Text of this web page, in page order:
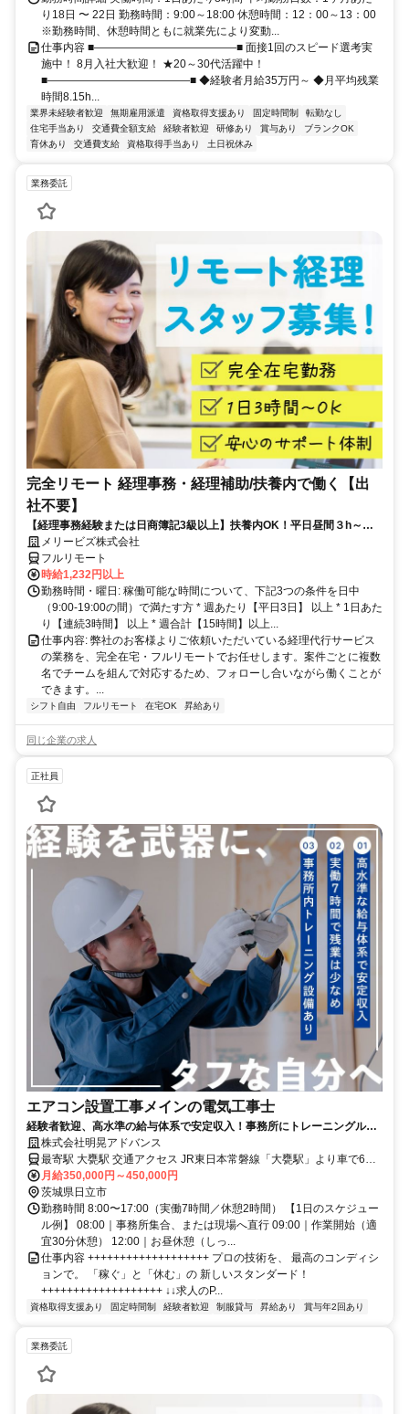
り18日 〜 22日 勤務時間：9:00～18:00 休憩時間：12：00～13：00
※勤務時間、休憩時間ともに就業先により変動...
仕事内容 ■―――――――――――――■ 面接1回のスピード選考実
施中！ 8月入社大歓迎！ ★20～30代活躍中！
■―――――――――――――■ ◆経験者月給35万円～ ◆月平均残業
時間8.15h...
業界未経験者歓迎 無期雇用派遣 資格取得支援あり 固定時間制
転勤なし
住宅手当あり
交通費全額支給 経験者歓迎 研修あり 賞与あり
ブランクOK
育休あり
交通費支給 資格取得手当あり 土日祝休み
業務委託
完全リモート 経理事務・経理補助/扶養内で働く【出
社不要】
【経理事務経験または日商簿記3級以上】扶養内OK！平日昼間３h～。
完全在宅で育児・介護中の方も大歓迎♪
メリービズ株式会社
フルリモート
時給1,232円以上
勤務時間・曜日: 稼働可能な時間について、下記3つの条件を日中
（9:00-19:00の間）で満たす方 * 週あたり【平日3日】 以上 * 1日あた
り【連続3時間】 以上 * 週合計【15時間】以上...
仕事内容: 弊社のお客様よりご依頼いただいている経理代行サービス
の業務を、完全在宅・フルリモートでお任せします。案件ごとに複数
名でチームを組んで対応するため、フォローし合いながら働くことが
できます。...
シフト自由 フルリモート 在宅OK 昇給あり
同じ企業の求人
正社員
エアコン設置工事メインの電気工事士
経験者歓迎、高水準の給与体系で安定収入！事務所にトレーニングルー
ム完備で心身ともに鍛えられる！<br>
株式会社明晃アドバンス
最寄駅 大甕駅 交通アクセス JR東日本常磐線「大甕駅」より車で6分
※車通勤OK
月給350,000円～450,000円
茨城県日立市
勤務時間 8:00〜17:00（実働7時間／休憩2時間） 【1日のスケジュー
ル例】 08:00｜事務所集合、または現場へ直行 09:00｜作業開始（適
宜30分休憩） 12:00｜お昼休憩（しっ...
仕事内容 +++++++++++++++++++ プロの技術を、 最高のコンディシ
ョンで。 「稼ぐ」と「休む」の 新しいスタンダード！
+++++++++++++++++++ ↓↓求人のP...
資格取得支援あり 固定時間制 経験者歓迎 制服貸与 昇給あり 賞与年2回あり
業務委託